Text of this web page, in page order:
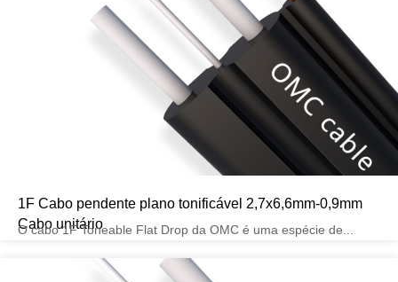
1F Cabo pendente plano tonificável 2,7x6,6mm-0,9mm
Cabo unitário
O cabo 1F Toneable Flat Drop da OMC é uma espécie de...